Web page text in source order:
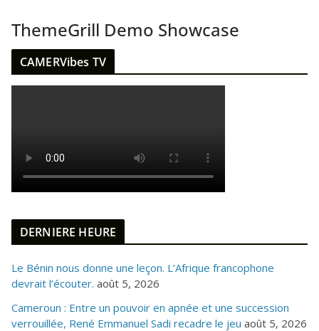
ThemeGrill Demo Showcase
CAMERVibes TV
DERNIERE HEURE
Le Bénin nous donne une leçon. L’Afrique francophone
devrait l’écouter. août 5, 2026
Cameroun : Entre un pouvoir en apnée et une succession
verrouillée, René Emmanuel Sadi recadre le jeu août 5, 2026